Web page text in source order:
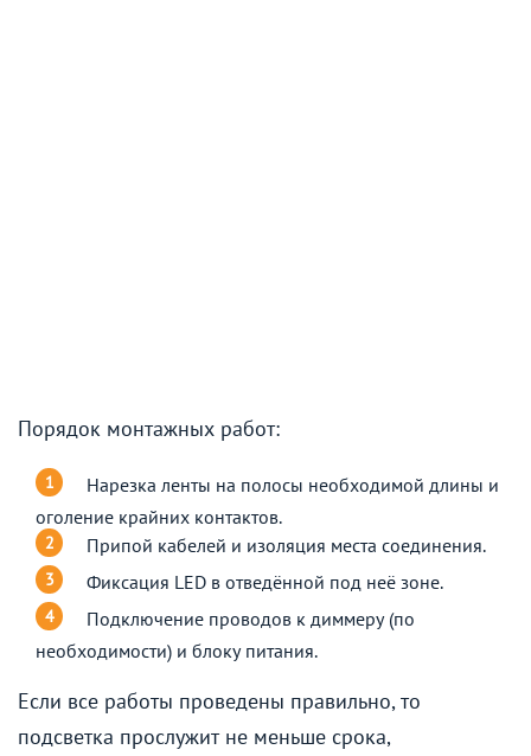
Порядок монтажных работ:
Нарезка ленты на полосы необходимой длины и
оголение крайних контактов.
Припой кабелей и изоляция места соединения.
Фиксация LED в отведённой под неё зоне.
Подключение проводов к диммеру (по
необходимости) и блоку питания.
Если все работы проведены правильно, то
подсветка прослужит не меньше срока,